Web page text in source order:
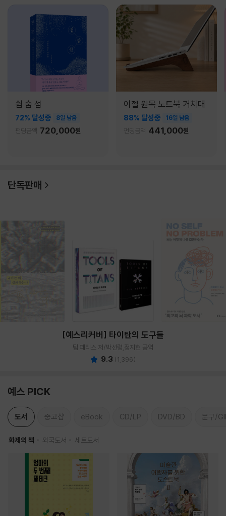
쉼 숨 섬
72% 달성중 8일 남음
펀딩금액 720,000원
이젤 원목 노트북 거치대
88% 달성중 16일 남음
펀딩금액 441,000원
단독판매
[예스리커버] 타이탄의 도구들
팀 페리스 저/박선령,정지현 공역
9.3 (1,396)
예스 PICK
도서 중고샵 eBook CD/LP DVD/BD 문구/
화제의 책 외국도서 세트도서